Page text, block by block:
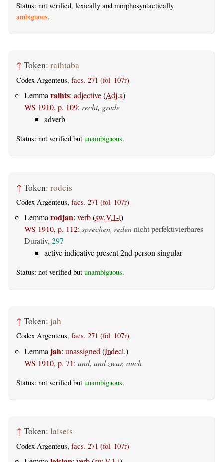
Status: not verified, lexically and morphosyntactically
ambiguous.
↑ Token: raihtaba
Codex Argenteus, facs. 271 (fol. 107r)
Lemma raihts: adjective(Adj.a)
WS 1910, p. 109: recht, grade
adverb
Status: not verified but unambiguous.
↑ Token: rodeis
Codex Argenteus, facs. 271 (fol. 107r)
Lemmarodjan: verb(sw.V.1-i)
WS 1910, p. 112: sprechen, redennicht perfektivierbares
Durativ, 297
active indicative present 2nd person singular
Status: not verified but unambiguous.
↑ Token: jah
Codex Argenteus, facs. 271 (fol. 107r)
Lemma jah: unassigned (Indecl.)
WS 1910, p. 71: und, und zwar, auch
Status: not verified but unambiguous.
↑ Token: laiseis
Codex Argenteus, facs. 271 (fol. 107r)